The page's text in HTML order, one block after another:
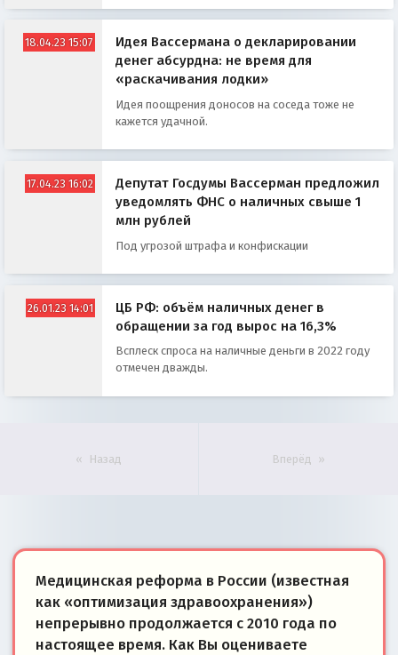
18.04.23 15:07
Идея Вассермана о декларировании
денег абсурдна: не время для
«раскачивания лодки»
Идея поощрения доносов на соседа тоже не
кажется удачной.
17.04.23 16:02
Депутат Госдумы Вассерман предложил
уведомлять ФНС о наличных свыше 1
млн рублей
Под угрозой штрафа и конфискации
26.01.23 14:01
ЦБ РФ: объём наличных денег в
обращении за год вырос на 16,3%
Всплеск спроса на наличные деньги в 2022 году
отмечен дважды.
Назад Вперёд
Медицинская реформа в России (известная
как «оптимизация здравоохранения»)
непрерывно продолжается с 2010 года по
настоящее время. Как Вы оцениваете